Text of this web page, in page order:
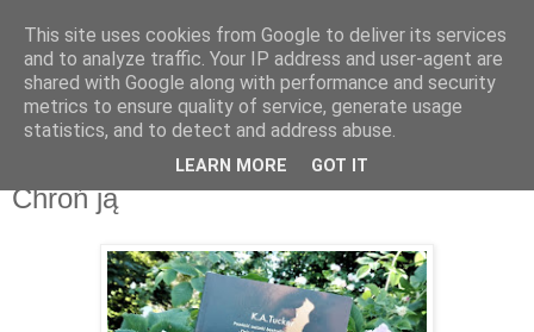
Recenzje na widelcu
Portal kulturalny - książki, recenzje, inspiracje, konkursy.
poniedziałek, 11 czerwca 2018
Chroń ją
This site uses cookies from Google to deliver its services
and to analyze traffic. Your IP address and user-agent are
shared with Google along with performance and security
metrics to ensure quality of service, generate usage
statistics, and to detect and address abuse.
LEARN MORE GOT IT